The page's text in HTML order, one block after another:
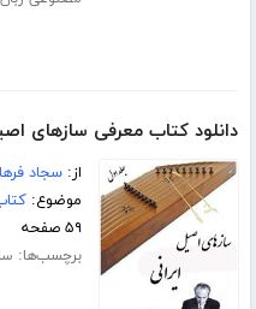
دانلود کتاب معرفی سازهای
از:سجاد
موضوع:
۵۹ صفحه
برچسب‌ها: